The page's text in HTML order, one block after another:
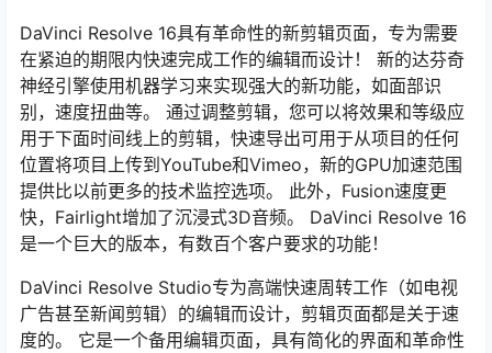
DaVinci Resolve 16具有革命性的新剪辑页面，专为需要
在紧迫的期限内快速完成工作的编辑而设计！ 新的达芬奇
神经引擎使用机器学习来实现强大的新功能，如面部识
别，速度扭曲等。 通过调整剪辑，您可以将效果和等级应
用于下面时间线上的剪辑，快速导出可用于从项目的任何
位置将项目上传到YouTube和Vimeo，新的GPU加速范围
提供比以前更多的技术监控选项。 此外，Fusion速度更
快，Fairlight增加了沉浸式3D音频。 DaVinci Resolve 16
是一个巨大的版本，有数百个客户要求的功能！
DaVinci Resolve Studio专为高端快速周转工作（如电视
广告甚至新闻剪辑）的编辑而设计，剪辑页面都是关于速
度的。 它是一个备用编辑页面，具有简化的界面和革命性